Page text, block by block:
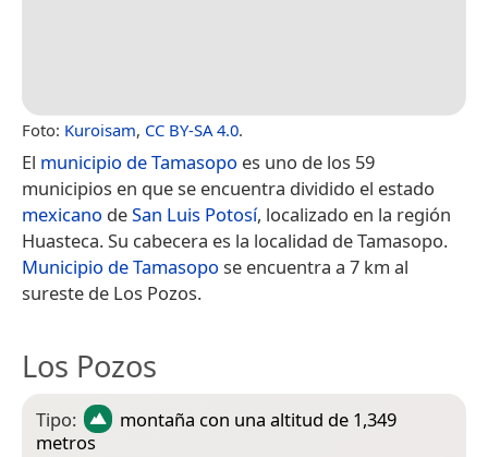
Foto: Kuroisam, CC BY-SA 4.0.
El municipio de Tamasopo es uno de los 59
municipios en que se encuentra dividido el estado
mexicano deSan Luis Potosí, localizado en la región
Huasteca. Su cabecera es la localidad de Tamasopo.
Municipio de Tamasopo se encuentra a 7 km al
sureste de Los Pozos.
Los Pozos
Tipo: montaña con una altitud de 1,349
metros